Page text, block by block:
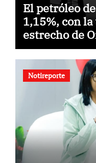
El petróleo
1,15%, con
estrecho de
Notireporte